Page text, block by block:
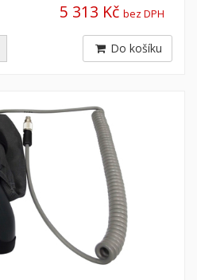
5 313 Kč bez DPH
Do košíku